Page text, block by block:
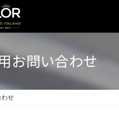
お問い合わせ
わせ